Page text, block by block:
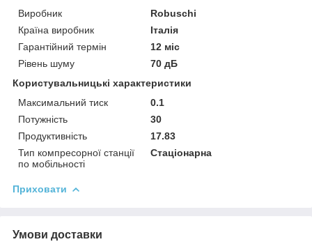
Виробник
Robuschi
Країна виробник
Італія
Гарантійний термін
12 міс
Рівень шуму
70 дБ
Користувальницькі характеристики
Максимальний тиск
0.1
Потужність
30
Продуктивність
17.83
Тип компресорної станції
по мобільності
Стаціонарна
Приховати
Умови доставки